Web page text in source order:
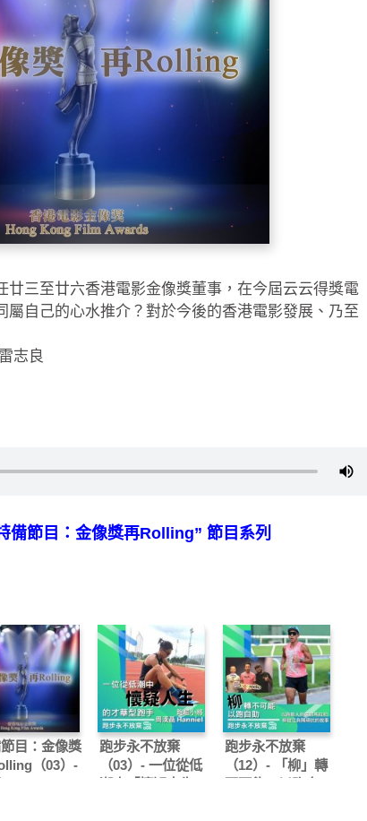
廿三至廿六香港電影金像獎董事，在今屆云云得獎電
屬自己的心水推介？對於今後的香港電影發展、乃至
志良
備節目：金像獎再Rolling” 節目系列
目：金像獎
（03）-
跑步永不放棄
（03）- 一位從低
跑步永不放棄
（12）- 「柳」轉